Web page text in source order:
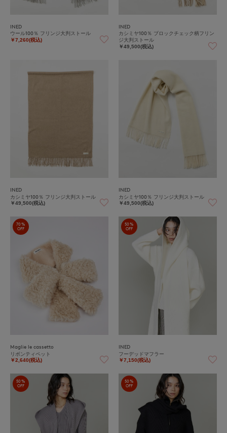
INED
ウール100％ フリンジ大判ストール
￥7,260(税込)
INED
カシミヤ100％ ブロックチェック柄フリン
ジ大判ストール
￥49,500(税込)
INED
カシミヤ100％ フリンジ大判ストール
￥49,500(税込)
INED
カシミヤ100％ フリンジ大判ストール
￥49,500(税込)
70%
OFF
Maglie le cassetto
リボンティペット
￥2,640(税込)
50%
OFF
INED
フーデッドマフラー
￥7,150(税込)
50%
OFF
50%
OFF